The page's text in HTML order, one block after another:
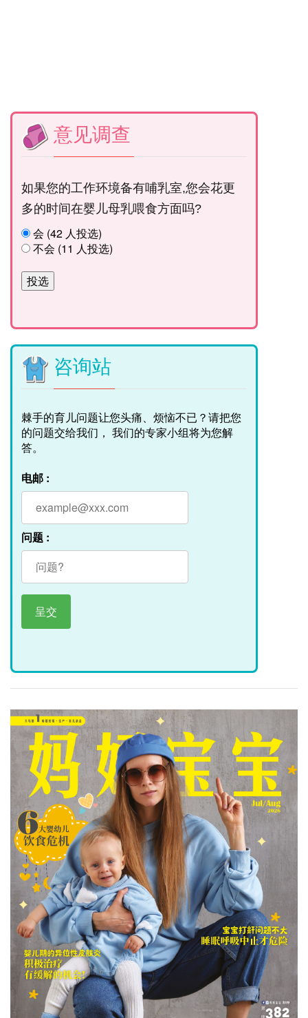
意见调查
如果您的工作环境备有哺乳室,您会花更
多的时间在婴儿母乳喂食方面吗?
会 (42 人投选)
不会 (11 人投选)
咨询站
棘手的育儿问题让您头痛、烦恼不已？请把您
的问题交给我们， 我们的专家小组将为您解
答。
电邮 :
问题 :